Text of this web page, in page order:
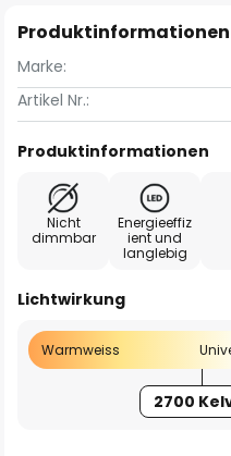
Produktinformationen
Marke:
Artikel Nr.:
Produktinformationen
Nicht
dimmbar
Energieeffiz
ient und
langlebig
Lichtwirkung
Warmweiss
2700